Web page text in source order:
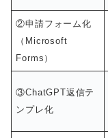
②申請フォーム化
（Microsoft
Forms）
③ChatGPT返信テ
ンプレ化